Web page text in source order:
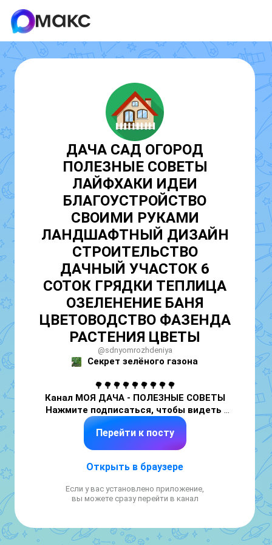
ДАЧА САД ОГОРОД
ПОЛЕЗНЫЕ СОВЕТЫ
ЛАЙФХАКИ ИДЕИ
БЛАГОУСТРОЙСТВО
СВОИМИ РУКАМИ
ЛАНДШАФТНЫЙ ДИЗАЙН
СТРОИТЕЛЬСТВО
ДАЧНЫЙ УЧАСТОК 6
СОТОК ГРЯДКИ ТЕПЛИЦА
ОЗЕЛЕНЕНИЕ БАНЯ
ЦВЕТОВОДСТВО ФАЗЕНДА
РАСТЕНИЯ ЦВЕТЫ
@sdnyomrozhdeniya
Секрет зелёного газона
Канал МОЯ ДАЧА - ПОЛЕЗНЫЕ СОВЕТЫ
Нажмите подписаться, чтобы видеть
новые публикации
👇👇👇👇👇👇👇👇👇
Перейти к посту
Открыть в браузере
Если у вас установлено приложение,
вы можете сразу перейти в канал